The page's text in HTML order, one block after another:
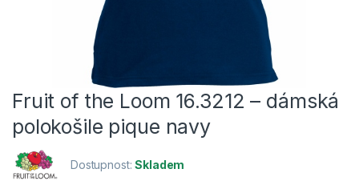
Fruit of the Loom 16.3212 – dámská
polokošile pique navy
Dostupnost:Skladem